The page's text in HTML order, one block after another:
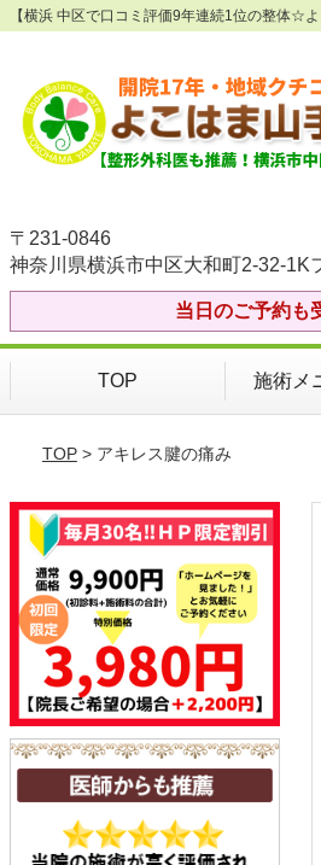
【横浜 中区で口コミ評価9年連続1位の整体☆よ
〒231-0846
神奈川県横浜市中区大和町2-32-1K
当日のご予約も
TOP 施術メ
TOP> アキレス腱の痛み